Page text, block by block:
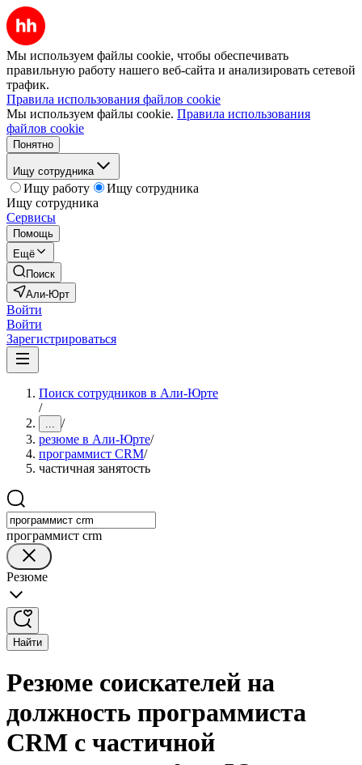
Мы используем файлы cookie, чтобы обеспечивать
правильную работу нашего веб-сайта и анализировать сетевой
трафик.
Правила использования файлов cookie
Мы используем файлы cookie. Правила использования
файлов cookie
Понятно
Ищу сотрудника
Ищу работу
Ищу сотрудника
Ищу сотрудника
Сервисы
Помощь
Ещё
Поиск
Али-Юрт
Войти
Войти
Зарегистрироваться
Поиск сотрудников в Али-Юрте
/
... /
резюме в Али-Юрте/
программист CRM/
частичная занятость
программист crm
Резюме
Найти
Резюме соискателей на
должность программиста
CRM с частичной